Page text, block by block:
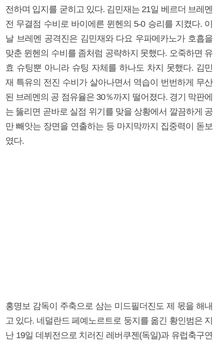
전하며 입지를 굳히고 있다. 김민재는 21일 베르더 브레멘
전 무결점 수비로 바이에른 뮌헨의 5-0 승리를 지켰다. 이
날 브레멘 공격진은 김민재와 다요 우파메카노가 호흡을
맞춘 뮌헨의 수비를 좀처럼 공략하지 못했다. 오죽하면 유
효 슈팅뿐 아니라 슈팅 자체를 하나도 차지 못했다. 김민
재 특유의 전진 수비가 살아나면서 역습이 번번하게 무산
된 브레멘의 공 점유율은 30％까지 떨어졌다. 경기 막판에
는 뚫리면 곧바로 실점 위기를 맞을 상황에서 깔끔하게 공
만 빼앗는 장면을 연출하는 등 마지막까지 집중력이 돋보
였다.
홍명보 감독이 주축으로 삼는 미드필더진도 제 몫을 해내
고 있다. 네덜란드 페예노르트로 둥지를 옮긴 황인범은 지
난 19일 데뷔전으로 치러진 레버쿠젠(독일)과 유럽축구연